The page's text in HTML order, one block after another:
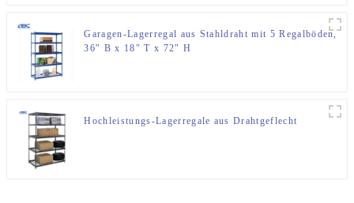
Garagen-Lagerregal aus Stahldraht mit 5 Regalböden,
36″ B x 18″ T x 72″ H
Hochleistungs-Lagerregale aus Drahtgeflecht